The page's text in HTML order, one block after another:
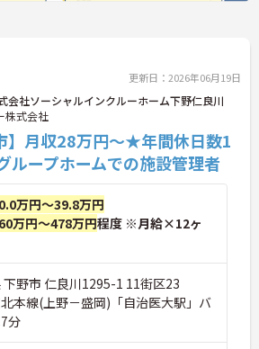
更新日：2026年06月19日
会社ソーシャルインクルーホーム下野仁良川
株式会社
】月収28万円～★年間休日数1
ープホームでの施設管理者
万円～39.8万円
万円～478万円程度 ※月給×12ヶ
下野市 仁良川1295-1 11街区23
北本線(上野－盛岡)「自治医大駅」バ
分